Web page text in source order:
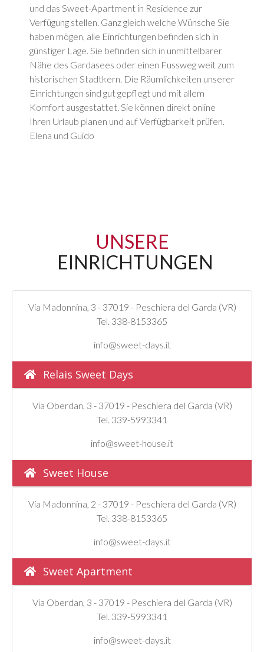
und das Sweet-Apartment in Residence zur
Verfügung stellen. Ganz gleich welche Wünsche Sie
haben mögen, alle Einrichtungen befinden sich in
günstiger Lage. Sie befinden sich in unmittelbarer
Nähe des Gardasees oder einen Fussweg weit zum
historischen Stadtkern. Die Räumlichkeiten unserer
Einrichtungen sind gut gepflegt und mit allem
Komfort ausgestattet. Sie können direkt online
Ihren Urlaub planen und auf Verfügbarkeit prüfen.
Elena und Guido
UNSERE
EINRICHTUNGEN
Via Madonnina, 3 - 37019 - Peschiera del Garda (VR)
Tel. 338-8153365
info@sweet-days.it
Relais Sweet Days
Via Oberdan, 3 - 37019 - Peschiera del Garda (VR)
Tel. 339-5993341
info@sweet-house.it
Sweet House
Via Madonnina, 2 - 37019 - Peschiera del Garda (VR)
Tel. 338-8153365
info@sweet-days.it
Sweet Apartment
Via Oberdan, 3 - 37019 - Peschiera del Garda (VR)
Tel. 339-5993341
info@sweet-days.it